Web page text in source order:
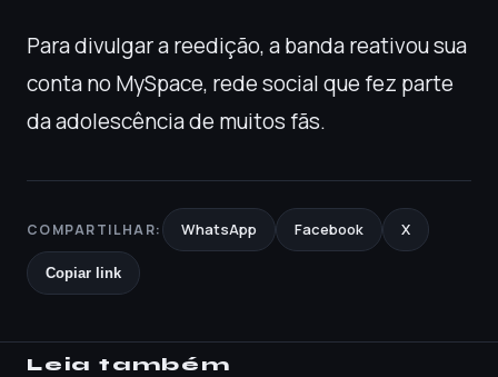
Para divulgar a reedição, a banda reativou sua
conta no MySpace, rede social que fez parte
da adolescência de muitos fãs.
COMPARTILHAR: WhatsApp Facebook X
Copiar link
Leia também